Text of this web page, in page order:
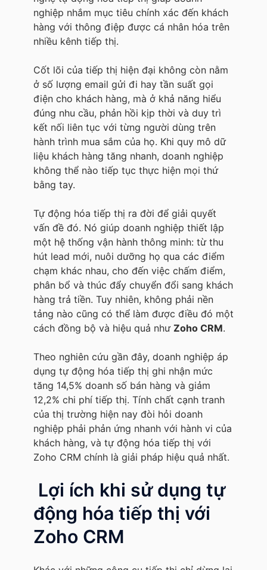
nghiệp nhắm mục tiêu chính xác đến khách
hàng với thông điệp được cá nhân hóa trên
nhiều kênh tiếp thị.
Cốt lõi của tiếp thị hiện đại không còn nằm
ở số lượng email gửi đi hay tần suất gọi
điện cho khách hàng, mà ở khả năng hiểu
đúng nhu cầu, phản hồi kịp thời và duy trì
kết nối liên tục với từng người dùng trên
hành trình mua sắm của họ. Khi quy mô dữ
liệu khách hàng tăng nhanh, doanh nghiệp
không thể nào tiếp tục thực hiện mọi thứ
bằng tay.
Tự động hóa tiếp thị ra đời để giải quyết
vấn đề đó. Nó giúp doanh nghiệp thiết lập
một hệ thống vận hành thông minh: từ thu
hút lead mới, nuôi dưỡng họ qua các điểm
chạm khác nhau, cho đến việc chấm điểm,
phân bổ và thúc đẩy chuyển đổi sang khách
hàng trả tiền. Tuy nhiên, không phải nền
tảng nào cũng có thể làm được điều đó một
cách đồng bộ và hiệu quả như Zoho CRM.
Theo nghiên cứu gần đây, doanh nghiệp áp
dụng tự động hóa tiếp thị ghi nhận mức
tăng 14,5% doanh số bán hàng và giảm
12,2% chi phí tiếp thị. Tính chất cạnh tranh
của thị trường hiện nay đòi hỏi doanh
nghiệp phải phản ứng nhanh với hành vi của
khách hàng, và tự động hóa tiếp thị với
Zoho CRM chính là giải pháp hiệu quả nhất.
Lợi ích khi sử dụng tự
động hóa tiếp thị với
Zoho CRM